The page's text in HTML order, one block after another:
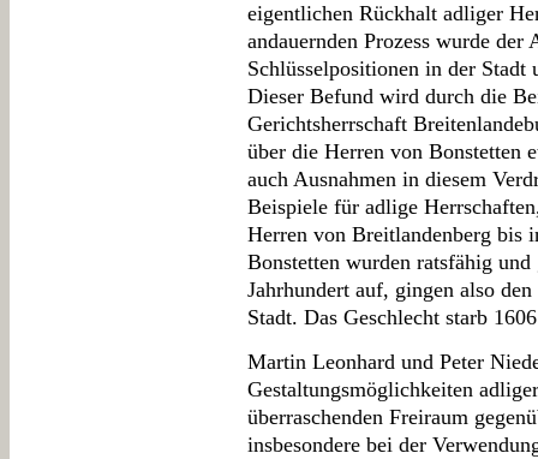
eigentlichen Rückhalt adliger
andauernden Prozess wurde der
Schlüsselpositionen in der
Dieser Befund wird durch die
Gerichtsherrschaft
über die Herren von Bonstetten
auch Ausnahmen in diesem
Beispiele für adlige
Herren von Breitlandenberg bis
Bonstetten wurden ratsfähig
Jahrhundert auf, gingen also
Stadt. Das Geschlecht starb
Martin Leonhard und Peter
Gestaltungsmöglichkeiten
überraschenden Freiraum
insbesondere bei der